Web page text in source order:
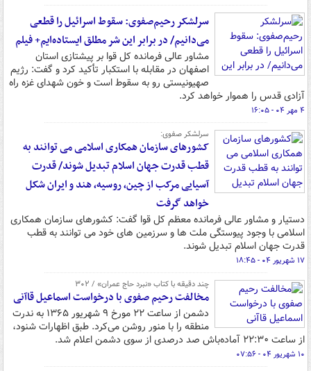
سرلشکر رحیم‌صفوی: سقوط اسرائیل را قطعی
می‌دانیم/ در برابر این شر مطلق ایستاده‌ایم+ فیلم
مشاور عالی فرمانده کل قوا بر پیشتازی استان
اصفهان در مقابله با استکبار تأکید کرد و گفت: رژیم
صهیونیستی رو به سقوط است و خون شهدای غزه راه
آزادی قدس را هموار خواهد کرد.
۴ مهر ۰۴ - ۱۶:۰۵
سرلشکر صفوی:
کشورهای سازمان همکاری اسلامی می توانند به
قطب قدرت جهان اسلام تبدیل شوند/ قدرت
آسیایی مرکب از چین، روسیه، هند و ایران شکل
خواهد گرفت
دستیار و مشاور عالی فرمانده معظم کل قوا گفت: کشورهای سازمان همکاری
اسلامی با وجود پیوستگی ملت ها و سرزمین های خود می توانند به قطب
قدرت جهان اسلام تبدیل شوند.
۱۷ شهریور ۰۴ - ۱۸:۴۵
چند دقیقه با کتاب‌ «نبرد حاج عمران» / ۳۰۲
مخالفت رحیم صفوی با درخواست اسماعیل قاآنی
دشمن از ساعت ۲۲ مورخ ۹ شهریور ۱۳۶۵ به ندرت
منطقه را با منور روشن می‌کرد. طبق اظهارات شنود،
از ساعت ۲۲:۳۰ آماده‌باش صد درصدی از سوی دشمن اعلام شد.
۱۰ شهریور ۰۴ - ۰۷:۵۶